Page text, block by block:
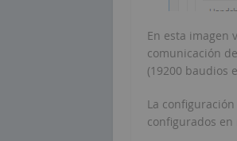
En esta imagen
comunicación
(19200 baudios
La
configurados